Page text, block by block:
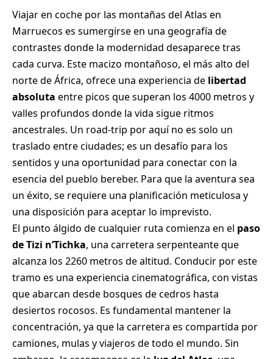
Viajar en coche por las montañas del Atlas en
Marruecos es sumergirse en una geografía de
contrastes donde la modernidad desaparece tras
cada curva. Este macizo montañoso, el más alto del
norte de África, ofrece una experiencia de libertad
absoluta entre picos que superan los 4000 metros y
valles profundos donde la vida sigue ritmos
ancestrales. Un road-trip por aquí no es solo un
traslado entre ciudades; es un desafío para los
sentidos y una oportunidad para conectar con la
esencia del pueblo bereber. Para que la aventura sea
un éxito, se requiere una planificación meticulosa y
una disposición para aceptar lo imprevisto.
El punto álgido de cualquier ruta comienza en el paso
de Tizi n’Tichka, una carretera serpenteante que
alcanza los 2260 metros de altitud. Conducir por este
tramo es una experiencia cinematográfica, con vistas
que abarcan desde bosques de cedros hasta
desiertos rocosos. Es fundamental mantener la
concentración, ya que la carretera es compartida por
camiones, mulas y viajeros de todo el mundo. Sin